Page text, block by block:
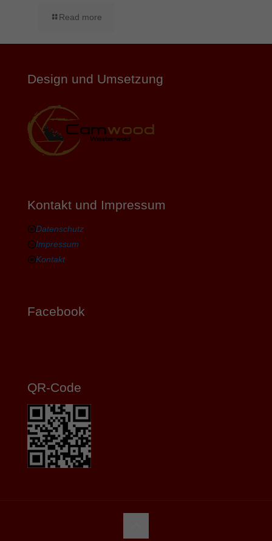
Read more
Design und Umsetzung
Kontakt und Impressum
Datenschutz
Impressum
Kontakt
Facebook
QR-Code